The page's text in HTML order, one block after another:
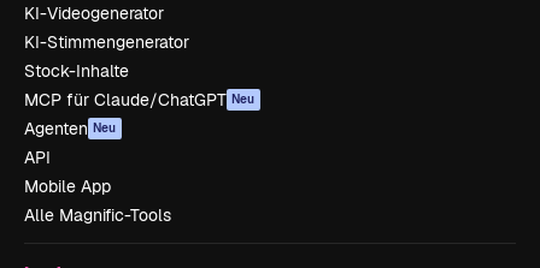
KI-Videogenerator
KI-Stimmengenerator
Stock-Inhalte
MCP für Claude/ChatGPT Neu
Agenten Neu
API
Mobile App
Alle Magnific-Tools